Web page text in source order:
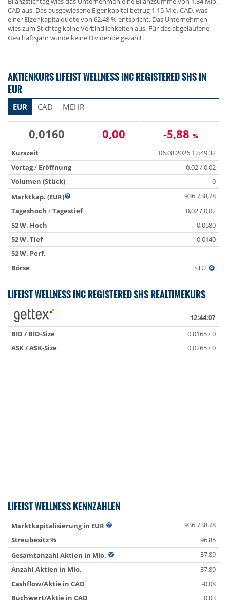
CAD aus. Das ausgewiesene Eigenkapital betrug 1,15 Mio. CAD, was
einer Eigenkapitalquote von 62,48 % entspricht. Das Unternehmen
wies zum Stichtag keine Verbindlichkeiten aus. Für das abgelaufene
Geschäftsjahr wurde keine Dividende gezahlt.
AKTIENKURS LIFEIST WELLNESS INC REGISTERED SHS IN
EUR
EUR CAD MEHR
0,0160 0,00 -5,88 %
Kurszeit
06.08.2026 12:49:32
Vortag/ Eröffnung
0,02 / 0,02
Volumen (Stück)
0
Marktkap. (EUR)
936 738,78
Tageshoch /Tagestief
0,02 / 0,02
52 W. Hoch
0,0580
52 W. Tief
0,0140
52 W. Perf.
Börse
STU
LIFEIST WELLNESS INC REGISTERED SHS REALTIMEKURS
12:44:07
BID / BID-Size
0.0165 / 0
ASK / ASK-Size
0.0265 / 0
LIFEIST WELLNESS KENNZAHLEN
Marktkapitalisierung in EUR
936 738.78
Streubesitz %
96.85
Gesamtanzahl Aktien in Mio.
37.89
Anzahl Aktien in Mio.
37.89
Cashflow/Aktie in CAD
-0.08
Buchwert/Aktie in CAD
0.03